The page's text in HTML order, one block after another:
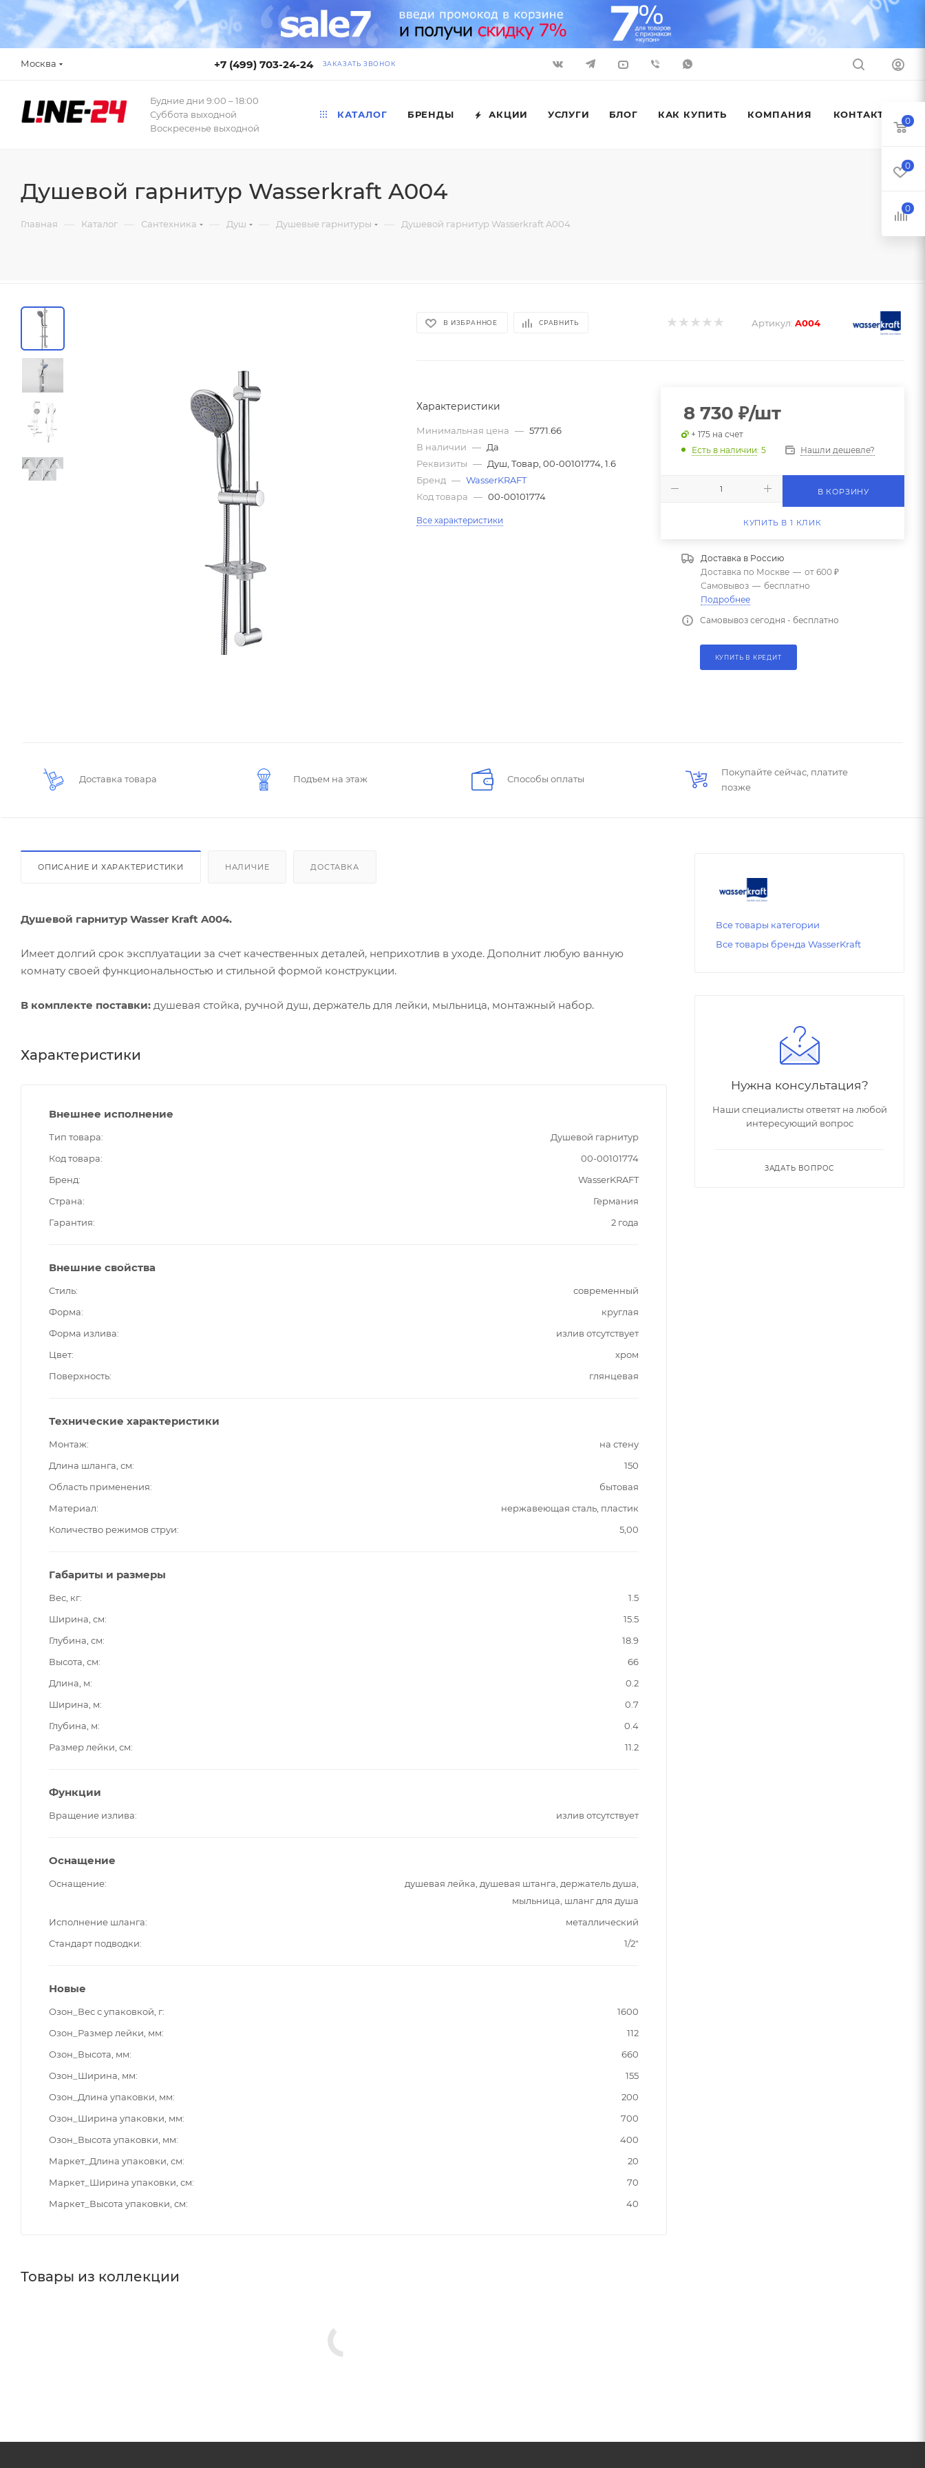
Москва +7 (499) 703-24-24 ЗАКАЗАТЬ ЗВОНОК
Будние дни 9:00 – 18:00
Суббота выходной
Воскресенье выходной
КАТАЛОГ БРЕНДЫ АКЦИИ УСЛУГИ БЛОГ КАК КУПИТЬ КОМПАНИЯ КОНТАКТЫ
Душевой гарнитур Wasserkraft A004
Главная — Каталог — Сантехника — Душ — Душевые гарнитуры — Душевой гарнитур Wasserkraft A004
В ИЗБРАННОЕ СРАВНИТЬ Артикул: A004
Характеристики
Минимальная цена — 5771.66
В наличии — Да
Реквизиты — Душ, Товар, 00-00101774, 1.6
Бренд — WasserKRAFT
Код товара — 00-00101774
Все характеристики
8 730 ₽/шт
+ 175 на счет
Есть в наличии: 5 Нашли дешевле?
В КОРЗИНУ
КУПИТЬ В 1 КЛИК
Доставка в Россию
Доставка по Москве — от 600 ₽
Самовывоз — бесплатно
Подробнее
Самовывоз сегодня - бесплатно
КУПИТЬ В КРЕДИТ
Доставка товара Подъем на этаж Способы оплаты
Покупайте сейчас, платите
позже
ОПИСАНИЕ И ХАРАКТЕРИСТИКИ НАЛИЧИЕ ДОСТАВКА
Душевой гарнитур Wasser Kraft A004.
Имеет долгий срок эксплуатации за счет качественных деталей, неприхотлив в уходе. Дополнит любую ванную
комнату своей функциональностью и стильной формой конструкции.
В комплекте поставки: душевая стойка, ручной душ, держатель для лейки, мыльница, монтажный набор.
Характеристики
Внешнее исполнение
Тип товара
Душевой гарнитур
Код товара
00-00101774
Бренд
WasserKRAFT
Страна
Германия
Гарантия
2 года
Внешние свойства
Стиль
современный
Форма
круглая
Форма излива
излив отсутствует
Цвет
хром
Поверхность
глянцевая
Технические характеристики
Монтаж
на стену
Длина шланга, см
150
Область применения
бытовая
Материал
нержавеющая сталь, пластик
Количество режимов струи
5,00
Габариты и размеры
Вес, кг
1.5
Ширина, см
15.5
Глубина, см
18.9
Высота, см
66
Длина, м
0.2
Ширина, м
0.7
Глубина, м
0.4
Размер лейки, см
11.2
Функции
Вращение излива излив отсутствует
Оснащение
Оснащение
душевая лейка, душевая штанга, держатель душа,
мыльница, шланг для душа
Исполнение шланга
металлический
Стандарт подводки
1/2"
Новые
Озон_Вес с упаковкой, г
1600
Озон_Размер лейки, мм
112
Озон_Высота, мм
660
Озон_Ширина, мм
155
Озон_Длина упаковки, мм
200
Озон_Ширина упаковки, мм
700
Озон_Высота упаковки, мм
400
Маркет_Длина упаковки, см
20
Маркет_Ширина упаковки, см
70
Маркет_Высота упаковки, см
40
Товары из коллекции
Все товары категории
Все товары бренда WasserKraft
Нужна консультация?
Наши специалисты ответят на любой
интересующий вопрос
ЗАДАТЬ ВОПРОС
0
0
0